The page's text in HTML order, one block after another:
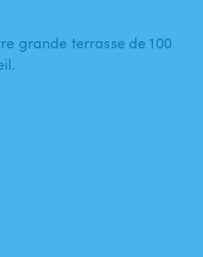
grande terrasse de 100